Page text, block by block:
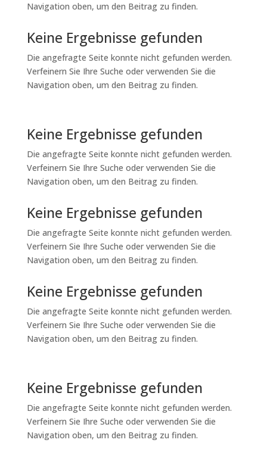
Navigation oben, um den Beitrag zu finden.
Keine Ergebnisse gefunden
Die angefragte Seite konnte nicht gefunden werden.
Verfeinern Sie Ihre Suche oder verwenden Sie die
Navigation oben, um den Beitrag zu finden.
Keine Ergebnisse gefunden
Die angefragte Seite konnte nicht gefunden werden.
Verfeinern Sie Ihre Suche oder verwenden Sie die
Navigation oben, um den Beitrag zu finden.
Keine Ergebnisse gefunden
Die angefragte Seite konnte nicht gefunden werden.
Verfeinern Sie Ihre Suche oder verwenden Sie die
Navigation oben, um den Beitrag zu finden.
Keine Ergebnisse gefunden
Die angefragte Seite konnte nicht gefunden werden.
Verfeinern Sie Ihre Suche oder verwenden Sie die
Navigation oben, um den Beitrag zu finden.
Keine Ergebnisse gefunden
Die angefragte Seite konnte nicht gefunden werden.
Verfeinern Sie Ihre Suche oder verwenden Sie die
Navigation oben, um den Beitrag zu finden.